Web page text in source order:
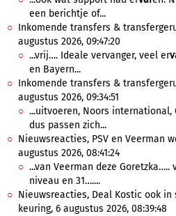
een berichtje of...
Inkomende transfers &
augustus 2026, 09:47:20
...vrij…. Ideale vervanger, veel er
en Bayern...
Inkomende transfers &
augustus 2026, 09:34:51
...uitvoeren, Noors international,
dus passen zich...
Nieuwsreacties, PSV en Veerman
augustus 2026, 08:41:24
...van Veerman deze Goretzka…..
niveau en 31…....
Nieuwsreacties, Deal Kostic ook
keuring, 6 augustus 2026, 08:39:48